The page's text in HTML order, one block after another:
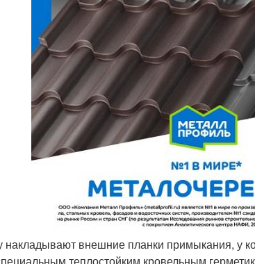
накладывают внешние планки примыкания, у